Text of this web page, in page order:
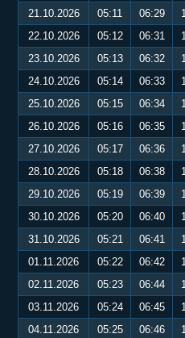
21.10.2026
05:11 06:29
22.10.2026
05:12 06:31
23.10.2026
05:13 06:32
24.10.2026
05:14 06:33
25.10.2026
05:15 06:34
26.10.2026
05:16 06:35
27.10.2026
05:17 06:36
28.10.2026
05:18 06:38
29.10.2026
05:19 06:39
30.10.2026
05:20 06:40
31.10.2026
05:21 06:41
01.11.2026
05:22 06:42
02.11.2026
05:23 06:44
03.11.2026
05:24 06:45
04.11.2026
05:25 06:46